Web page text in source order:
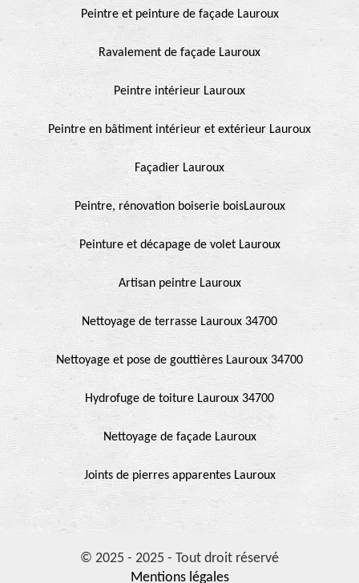
Peintre et peinture de façade Lauroux
Ravalement de façade Lauroux
Peintre intérieur Lauroux
Peintre en bâtiment intérieur et extérieur Lauroux
Façadier Lauroux
Peintre, rénovation boiserie boisLauroux
Peinture et décapage de volet Lauroux
Artisan peintre Lauroux
Nettoyage de terrasse Lauroux 34700
Nettoyage et pose de gouttières Lauroux 34700
Hydrofuge de toiture Lauroux 34700
Nettoyage de façade Lauroux
Joints de pierres apparentes Lauroux
© 2025 - 2025 - Tout droit réservé
Mentions légales